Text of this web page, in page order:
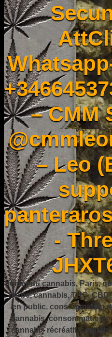
– CMM
– Leo
-
fumer du cannabis, Paris,
herbe, cannabis, THC,
en public, consommation
cannabis, consommation
cannabis récréatif,